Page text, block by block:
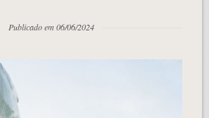
Publicado em 06/06/2024